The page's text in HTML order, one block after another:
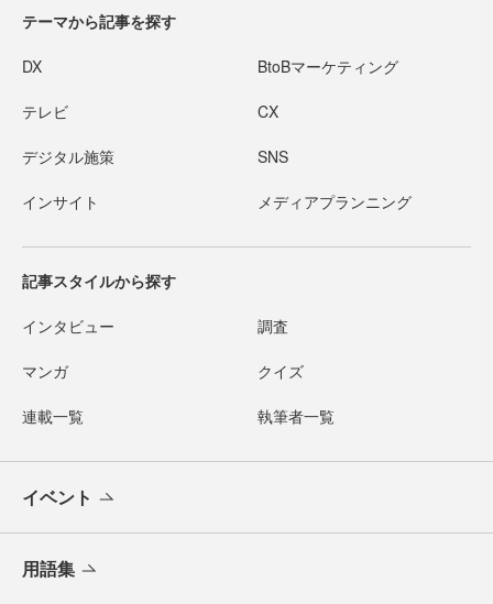
テーマから記事を探す
DX BtoBマーケティング
テレビ CX
デジタル施策 SNS
インサイト メディアプランニング
記事スタイルから探す
インタビュー 調査
マンガ クイズ
連載一覧 執筆者一覧
イベント
用語集